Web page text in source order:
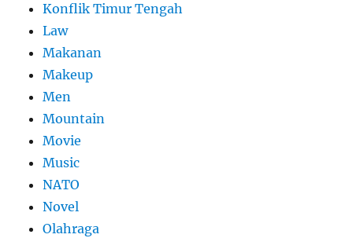
Konflik Timur Tengah
Law
Makanan
Makeup
Men
Mountain
Movie
Music
NATO
Novel
Olahraga